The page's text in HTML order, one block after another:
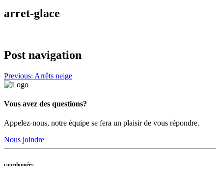
arret-glace
Post navigation
Previous: Arrêts neige
Vous avez des questions?
Appelez-nous, notre équipe se fera un plaisir de vous répondre.
Nous joindre
coordonnées